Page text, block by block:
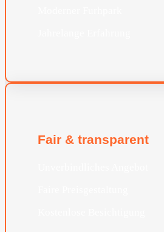
Fair & transparent